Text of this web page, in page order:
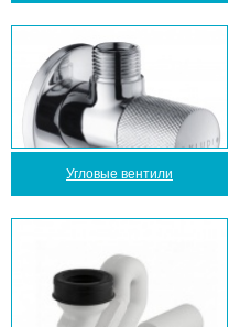
Угловые вентили